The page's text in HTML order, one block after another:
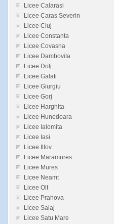
Licee Calarasi
Licee Caras Severin
Licee Cluj
Licee Constanta
Licee Covasna
Licee Dambovita
Licee Dolj
Licee Galati
Licee Giurgiu
Licee Gorj
Licee Harghita
Licee Hunedoara
Licee Ialomita
Licee Iasi
Licee Ilfov
Licee Maramures
Licee Mures
Licee Neamt
Licee Olt
Licee Prahova
Licee Salaj
Licee Satu Mare